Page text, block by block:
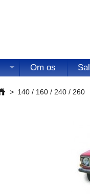
Om os
> 140 / 160 / 240 / 260